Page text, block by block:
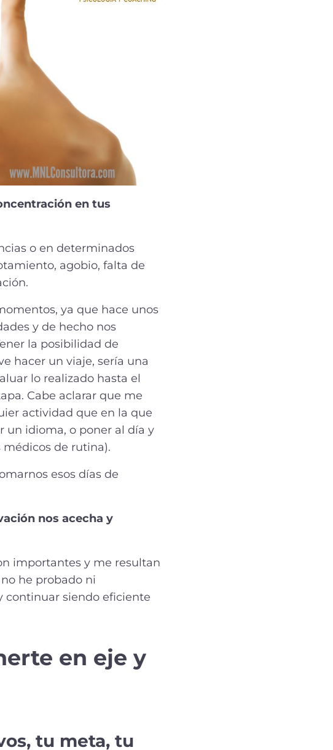
en tus
o en determinados
agobio, falta de
ya que hace unos
y de hecho nos
la posibilidad de
hacer un viaje, sería una
lo realizado hasta el
Cabe aclarar que me
actividad que en la que
un idioma, o poner al día y
de rutina).
esos días de
nos acecha y
importantes y me resultan
he probado ni
continuar siendo eficiente
en eje y
tu meta, tu